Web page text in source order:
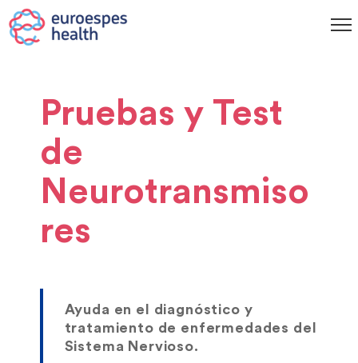
Pruebas y Test
de
Neurotransmiso
res
Ayuda en el diagnóstico y
tratamiento de enfermedades del
Sistema Nervioso.